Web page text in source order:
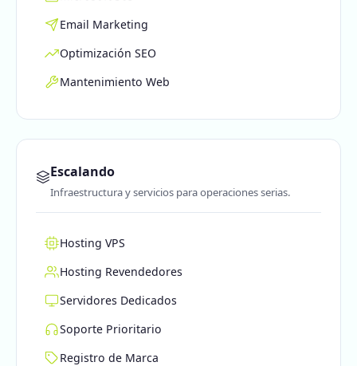
Email Marketing
Optimización SEO
Mantenimiento Web
Escalando
Infraestructura y servicios para operaciones serias.
Hosting VPS
Hosting Revendedores
Servidores Dedicados
Soporte Prioritario
Registro de Marca